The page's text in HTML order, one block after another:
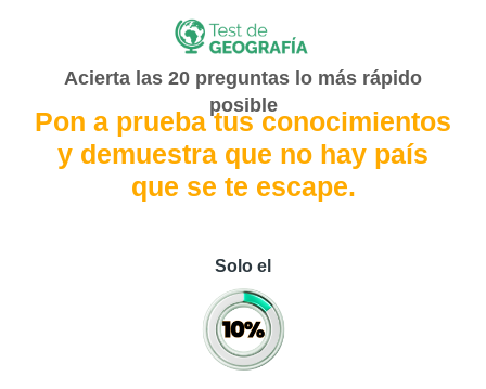
Acierta las 20 preguntas lo más rápido
posible
Pon a prueba tus conocimientos
y demuestra que no hay país
que se te escape.
Solo el